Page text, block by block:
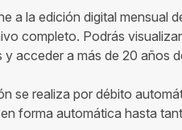
a la edición digital mensual
completo. Podrás
y acceder a más de 20 años
se realiza por débito
forma automática hasta